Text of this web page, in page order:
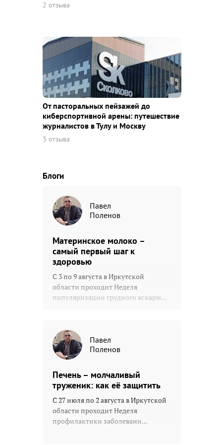
2 отзыва
От пасторальных пейзажей до
киберспортивной арены: путешествие
журналистов в Тулу и Москву
3 отзыва
Блоги
Павел
Поленов
Материнское молоко –
самый первый шаг к
здоровью
С 3 по 9 августа в Иркутской
области проходит Неделя
популяризации грудного вскарм...
Павел
Поленов
Печень – молчаливый
труженик: как её защитить
С 27 июля по 2 августа в Иркутской
области проходит Неделя
профилактики заболевани...